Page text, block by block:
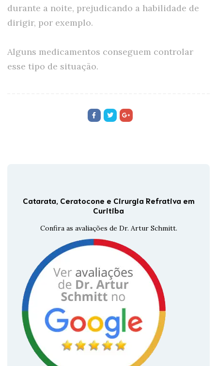
durante a noite, prejudicando a habilidade de
dirigir, por exemplo.
Alguns medicamentos conseguem controlar
esse tipo de situação.
Catarata, Ceratocone e Cirurgia Refrativa em
Curitiba
Confira as avaliações de Dr. Artur Schmitt.